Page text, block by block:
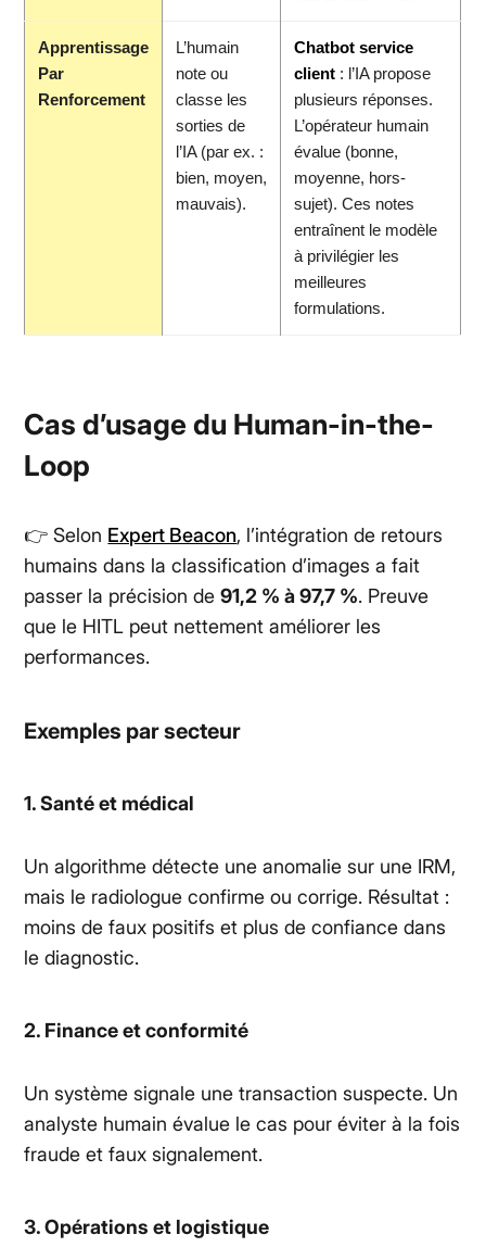
Apprentissage
Par
Renforcement
L’humain
note ou
classe les
sorties de
l’IA (par ex. :
bien, moyen,
mauvais).
Chatbot service
client : l’IA propose
plusieurs réponses.
L’opérateur humain
évalue (bonne,
moyenne, hors-
sujet). Ces notes
entraînent le modèle
à privilégier les
meilleures
formulations.
Cas d’usage du Human-in-the-
Loop
👉 Selon Expert Beacon, l’intégration de retours
humains dans la classification d’images a fait
passer la précision de91,2 % à 97,7 %. Preuve
que le HITL peut nettement améliorer les
performances.
Exemples par secteur
1. Santé et médical
Un algorithme détecte une anomalie sur une IRM,
mais le radiologue confirme ou corrige. Résultat :
moins de faux positifs et plus de confiance dans
le diagnostic.
2. Finance et conformité
Un système signale une transaction suspecte. Un
analyste humain évalue le cas pour éviter à la fois
fraude et faux signalement.
3. Opérations et logistique